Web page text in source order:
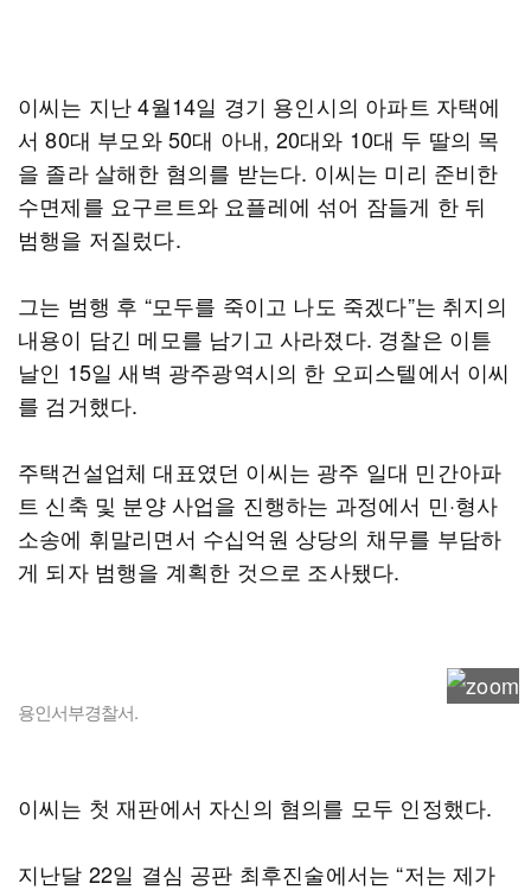
이씨는 지난 4월14일 경기 용인시의 아파트 자택에
서 80대 부모와 50대 아내, 20대와 10대 두 딸의 목
을 졸라 살해한 혐의를 받는다. 이씨는 미리 준비한
수면제를 요구르트와 요플레에 섞어 잠들게 한 뒤
범행을 저질렀다.
그는 범행 후 “모두를 죽이고 나도 죽겠다”는 취지의
내용이 담긴 메모를 남기고 사라졌다. 경찰은 이튿
날인 15일 새벽 광주광역시의 한 오피스텔에서 이씨
를 검거했다.
주택건설업체 대표였던 이씨는 광주 일대 민간아파
트 신축 및 분양 사업을 진행하는 과정에서 민·형사
소송에 휘말리면서 수십억원 상당의 채무를 부담하
게 되자 범행을 계획한 것으로 조사됐다.
용인서부경찰서.
이씨는 첫 재판에서 자신의 혐의를 모두 인정했다.
지난달 22일 결심 공판 최후진술에서는 “저는 제가